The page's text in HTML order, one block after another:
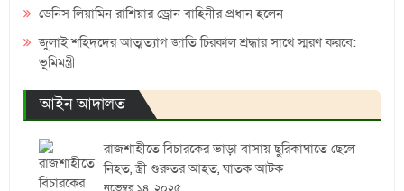
ডেনিস লিয়ামিন রাশিয়ার ড্রোন বাহিনীর প্রধান হলেন
জুলাই শহিদদের আত্মত্যাগ জাতি চিরকাল শ্রদ্ধার সাথে স্মরণ করবে:
ভূমিমন্ত্রী
আইন আদালত
রাজশাহীতে বিচারকের ভাড়া বাসায় ছুরিকাঘাতে ছেলে
নিহত, স্ত্রী গুরুতর আহত, ঘাতক আটক